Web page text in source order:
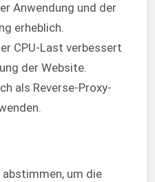
Anwendung und der
erheblich.
CPU-Last verbessert
der Website.
als Reverse-Proxy-
um die